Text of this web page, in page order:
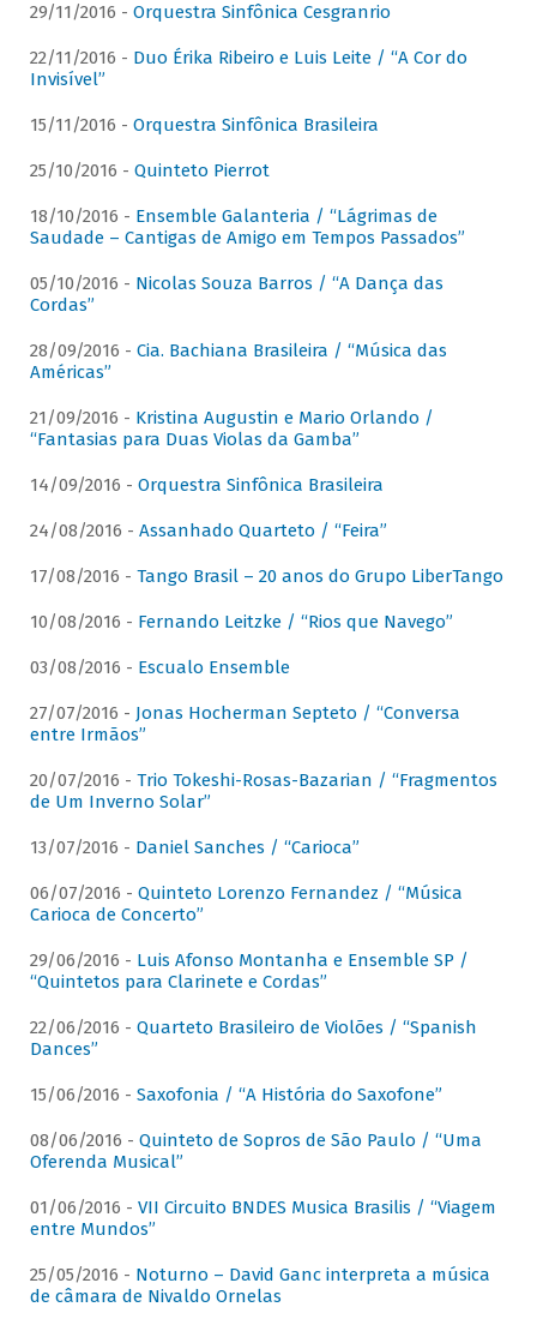
29/11/2016 - Orquestra Sinfônica Cesgranrio
22/11/2016 - Duo Érika Ribeiro e Luis Leite / “A Cor do
Invisível”
15/11/2016 - Orquestra Sinfônica Brasileira
25/10/2016 - Quinteto Pierrot
18/10/2016 - Ensemble Galanteria / “Lágrimas de
Saudade – Cantigas de Amigo em Tempos Passados”
05/10/2016 - Nicolas Souza Barros / “A Dança das
Cordas”
28/09/2016 - Cia. Bachiana Brasileira / “Música das
Américas”
21/09/2016 - Kristina Augustin e Mario Orlando /
“Fantasias para Duas Violas da Gamba”
14/09/2016 - Orquestra Sinfônica Brasileira
24/08/2016 - Assanhado Quarteto / “Feira”
17/08/2016 - Tango Brasil – 20 anos do Grupo LiberTango
10/08/2016 - Fernando Leitzke / “Rios que Navego”
03/08/2016 - Escualo Ensemble
27/07/2016 - Jonas Hocherman Septeto / “Conversa
entre Irmãos”
20/07/2016 - Trio Tokeshi-Rosas-Bazarian / “Fragmentos
de Um Inverno Solar”
13/07/2016 - Daniel Sanches / “Carioca”
06/07/2016 - Quinteto Lorenzo Fernandez / “Música
Carioca de Concerto”
29/06/2016 - Luis Afonso Montanha e Ensemble SP /
“Quintetos para Clarinete e Cordas”
22/06/2016 - Quarteto Brasileiro de Violões / “Spanish
Dances”
15/06/2016 - Saxofonia / “A História do Saxofone”
08/06/2016 - Quinteto de Sopros de São Paulo / “Uma
Oferenda Musical”
01/06/2016 - VII Circuito BNDES Musica Brasilis / “Viagem
entre Mundos”
25/05/2016 - Noturno – David Ganc interpreta a música
de câmara de Nivaldo Ornelas